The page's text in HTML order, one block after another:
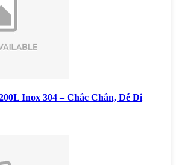
Inox 304 – Chắc Chắn, Dễ Di